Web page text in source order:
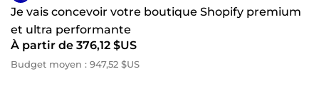
Je vais concevoir votre boutique Shopify premium
et ultra performante
À partir de 376,12 $US
Budget moyen : 947,52 $US